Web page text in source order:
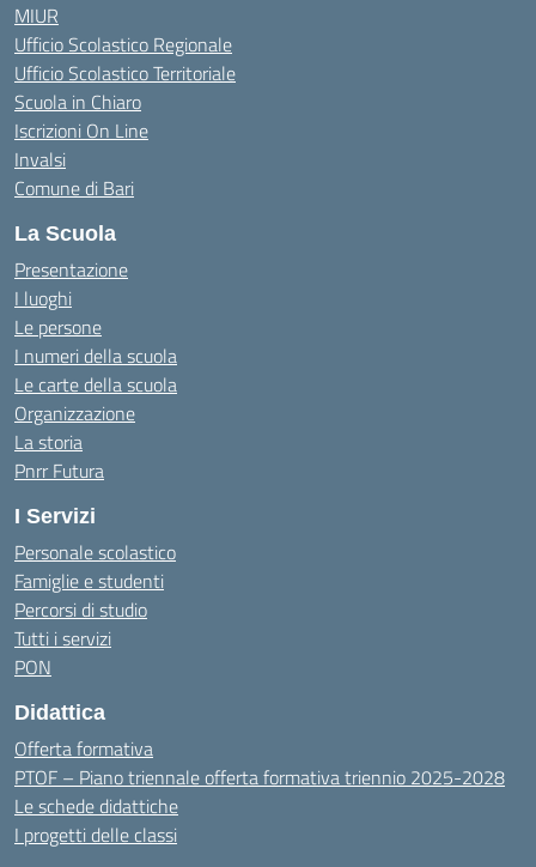
MIUR
Ufficio Scolastico Regionale
Ufficio Scolastico Territoriale
Scuola in Chiaro
Iscrizioni On Line
Invalsi
Comune di Bari
La Scuola
Presentazione
I luoghi
Le persone
I numeri della scuola
Le carte della scuola
Organizzazione
La storia
Pnrr Futura
I Servizi
Personale scolastico
Famiglie e studenti
Percorsi di studio
Tutti i servizi
PON
Didattica
Offerta formativa
PTOF – Piano triennale offerta formativa triennio 2025-2028
Le schede didattiche
I progetti delle classi